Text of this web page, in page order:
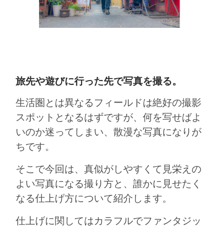
旅先や遊びに行った先で写真を撮る。
生活圏とは異なるフィールドは絶好の撮影
スポットとなるはずですが、何を写せばよ
いのか迷ってしまい、散漫な写真になりが
ちです。
そこで今回は、真似がしやすくて見栄えの
よい写真になる撮り方と、誰かに見せたく
なる仕上げ方について紹介します。
仕上げに関してはカラフルでファンタジッ